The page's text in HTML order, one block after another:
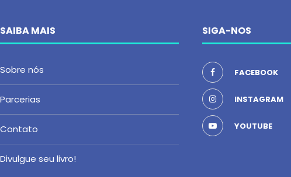
SAIBA MAIS
Sobre nós
Parcerias
Contato
Divulgue seu livro!
SIGA-NOS
FACEBOOK
INSTAGRAM
YOUTUBE